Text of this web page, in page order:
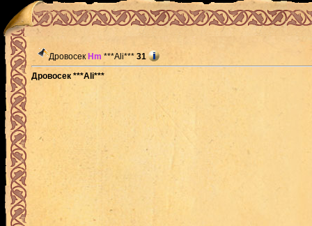
Дровосек Hm ***Ali*** 31
Дровосек ***Ali***